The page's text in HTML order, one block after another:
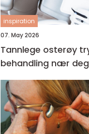
inspiration
07. May 2026
Tannlege osterøy trygg
behandling nær deg